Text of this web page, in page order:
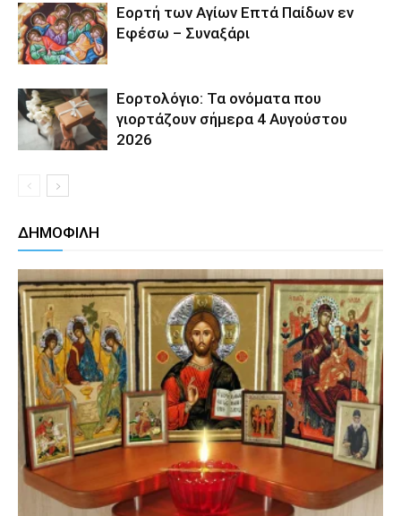
Εορτή των Αγίων Επτά Παίδων εν
Εφέσω – Συναξάρι
Εορτολόγιο: Τα ονόματα που
γιορτάζουν σήμερα 4 Αυγούστου
2026
ΔΗΜΟΦΙΛΗ